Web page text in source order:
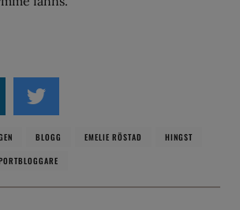
BLOGG EMELIE RÖSTAD
HINGST